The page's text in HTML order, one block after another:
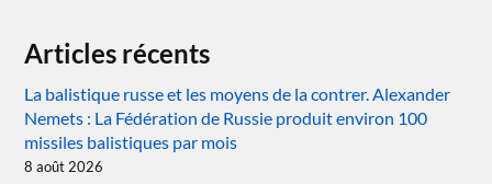
Articles récents
La balistique russe et les moyens de la contrer. Alexander
Nemets : La Fédération de Russie produit environ 100
missiles balistiques par mois
8 août 2026